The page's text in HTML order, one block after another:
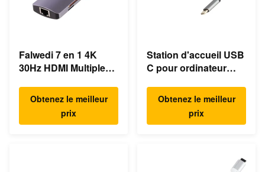
Falwedi 7 en 1 4K
30Hz HDMI Multiple
Obtenez le meilleur
prix
Station d'accueil USB
C pour ordinateur
Gigabit Ethernet
Obtenez le meilleur
prix